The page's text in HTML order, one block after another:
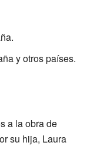
y otros países.
a la obra de
su hija, Laura